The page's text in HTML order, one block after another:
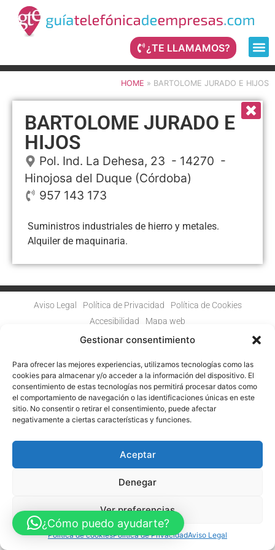
Gestionar consentimiento
Para ofrecer las mejores experiencias, utilizamos tecnologías como las
cookies para almacenar y/o acceder a la información del dispositivo. El
consentimiento de estas tecnologías nos permitirá procesar datos como
el comportamiento de navegación o las identificaciones únicas en este
sitio. No consentir o retirar el consentimiento, puede afectar
negativamente a ciertas características y funciones.
Aceptar
Denegar
Ver preferencias
Política de cookiesPolítica de PrivacidadAviso Legal
¿TE LLAMAMOS?
HOME » BARTOLOME JURADO E HIJOS
BARTOLOME JURADO E
HIJOS
Pol. Ind. La Dehesa, 23 - 14270 -
Hinojosa del Duque (Córdoba)
957 143 173
Suministros industriales de hierro y metales.
Alquiler de maquinaria.
Aviso Legal Política de Privacidad
Política de Cookies
Accesibilidad
Mapa web
DIGITAL POR LOS FONDOS NEXT GENERATION (EU) DEL
© Guia Telefónica de Empresas – Todos los derechos reservados.
¿Cómo puedo ayudarte?